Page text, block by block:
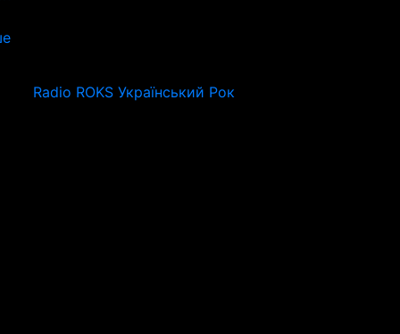
Radio ROKS Український Рок